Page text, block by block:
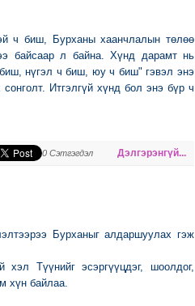
ч биш, Бурханы хаанчлалын төлөө
байсаар л байна. Хүнд дарамт нь
нүгэл ч биш, юу ч биш" гэвэл энэ
Итгэлгүй хүнд бол энэ бүр ч
Дэлгэрэнгүй...
0 Сэтгэгдэл
Бурханыг алдаршуулах гэж
Түүнийг эсэргүүцдэг, шоолдог,
хүн байлаа.